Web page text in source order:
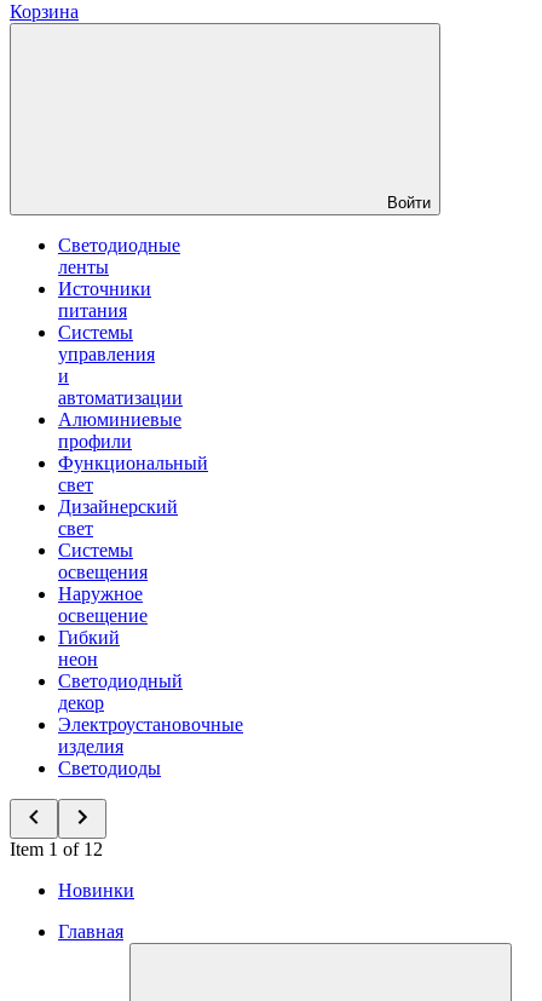
Корзина
Войти
Светодиодные
ленты
Источники
питания
Системы
управления
и
автоматизации
Алюминиевые
профили
Функциональный
свет
Дизайнерский
свет
Системы
освещения
Наружное
освещение
Гибкий
неон
Светодиодный
декор
Электроустановочные
изделия
Светодиоды
Item 1 of 12
Новинки
Главная